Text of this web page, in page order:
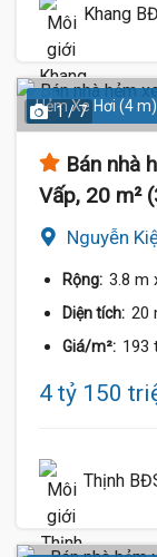
Khang
Hẻm Xe Hơi (4 m)
1 / 7
Bán nhà
Vấp, 20 m²
Nguyễn
Rộng: 3.8 m
Diện tích: 20
Giá/m²: 193
4 tỷ 150
Thịnh